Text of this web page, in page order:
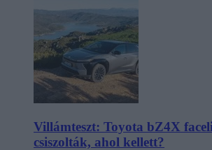
Villámteszt: Toyota bZ4X
csiszolták, ahol kellett?